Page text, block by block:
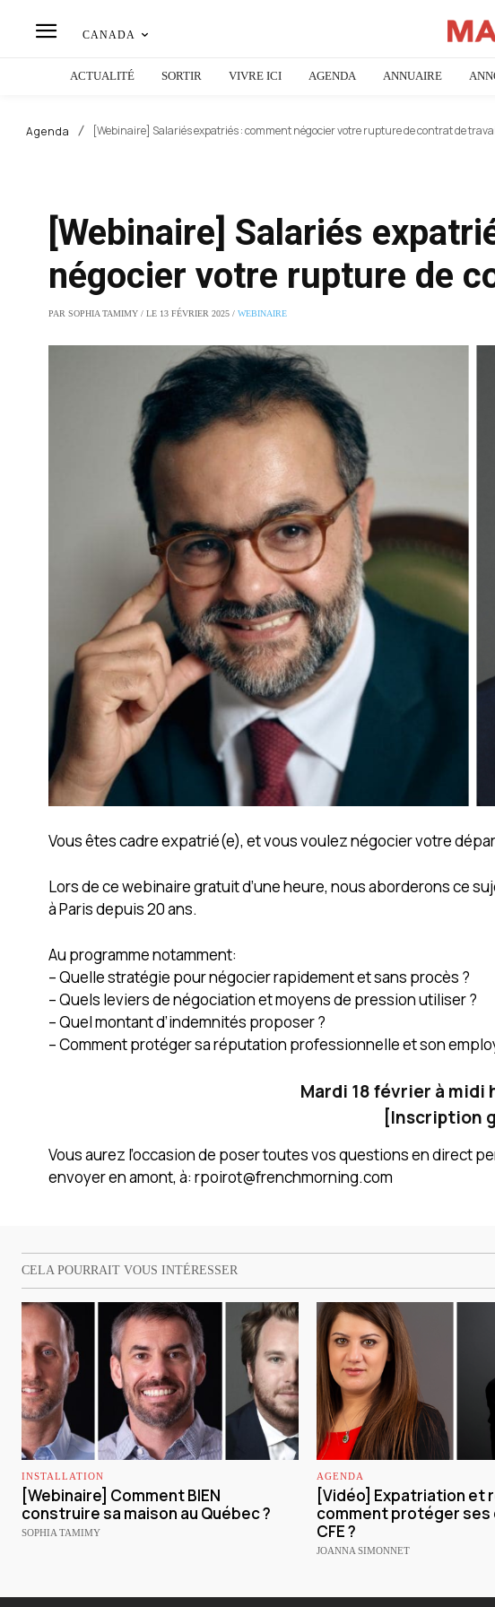
CANADA
ACTUALITÉ SORTIR VIVRE ICI AGENDA ANNUAIRE
Agenda [Webinaire] Salariés expatriés : comment négocier votre rupture de contrat de
[Webinaire] Salariés
négocier votre rupture de
PAR SOPHIA TAMIMY / LE 13 FÉVRIER 2025 / WEBINAIRE
Vous êtes cadre expatrié(e), et vous voulez négocier votre
Lors de ce webinaire gratuit d’une heure, nous aborderons ce
à Paris depuis 20 ans.
Au programme notamment:
– Quelle stratégie pour négocier rapidement et sans procès ?
– Quels leviers de négociation et moyens de pression utiliser ?
– Quel montant d’indemnités proposer ?
– Comment protéger sa réputation professionnelle et son
Mardi 18 février à midi
[Inscription
Vous aurez l’occasion de poser toutes vos questions en direct
envoyer en amont, à: rpoirot@frenchmorning.com
CELA POURRAIT VOUS INTÉRESSER
INSTALLATION
[Webinaire] Comment BIEN
construire sa maison au Québec ?
SOPHIA TAMIMY
AGENDA
[Vidéo] Expatriation et
comment protéger ses
CFE ?
JOANNA SIMONNET